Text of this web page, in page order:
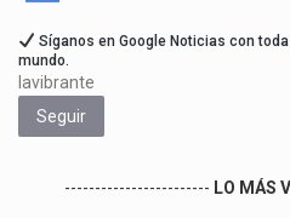
Síganos en Google Noticias con
mundo.
lavibrante
Seguir
------------------------ LO MÁS